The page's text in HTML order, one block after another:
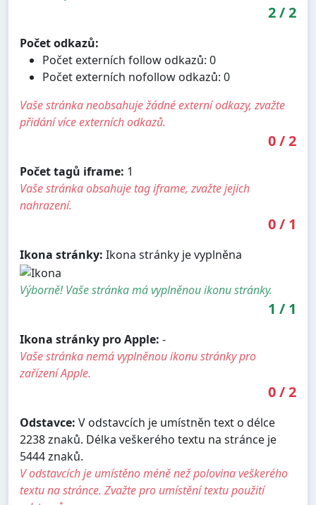
2/2
Počet odkazů:
Počet externích follow odkazů: 0
Počet externích nofollow odkazů: 0
Vaše stránka neobsahuje žádné externí odkazy, zvažte
přidání více externích odkazů.
0/2
Počet tagů iframe: 1
Vaše stránka obsahuje tag iframe, zvažte jejich
nahrazení.
0/ 1
Ikona stránky: Ikona stránky je vyplněna
Výborně! Vaše stránka má vyplněnou ikonu stránky.
1 / 1
Ikona stránky pro Apple: -
Vaše stránka nemá vyplněnou ikonu stránky pro
zařízení Apple.
0/2
Odstavce: V odstavcích je umístněn text o délce
2238 znaků. Délka veškerého textu na stránce je
5444 znaků.
V odstavcích je umístěno méně než polovina veškerého
textu na stránce. Zvažte pro umístění textu použití